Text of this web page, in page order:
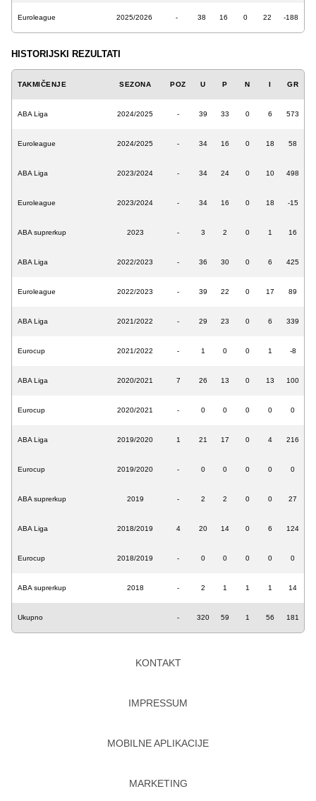
Euroleague 2025/2026 - 38 16 0 22 -188
HISTORIJSKI REZULTATI
TAKMIČENJE SEZONA POZ U P N I GR
ABA Liga 2024/2025 - 39 33 0 6 573
Euroleague 2024/2025 - 34 16 0 18 58
ABA Liga 2023/2024 - 34 24 0 10 498
Euroleague 2023/2024 - 34 16 0 18 -15
ABA suprerkup 2023 - 3 2 0 1 16
ABA Liga 2022/2023 - 36 30 0 6 425
Euroleague 2022/2023 - 39 22 0 17 89
ABA Liga 2021/2022 - 29 23 0 6 339
Eurocup 2021/2022 - 1 0 0 1 -8
ABA Liga 2020/2021 7 26 13 0 13 100
Eurocup 2020/2021 - 0 0 0 0 0
ABA Liga 2019/2020 1 21 17 0 4 216
Eurocup 2019/2020 - 0 0 0 0 0
ABA suprerkup 2019 - 2 2 0 0 27
ABA Liga 2018/2019 4 20 14 0 6 124
Eurocup 2018/2019 - 0 0 0 0 0
ABA suprerkup 2018 - 2 1 1 1 14
Ukupno - 320 59 1 56 181
KONTAKT
IMPRESSUM
MOBILNE APLIKACIJE
MARKETING